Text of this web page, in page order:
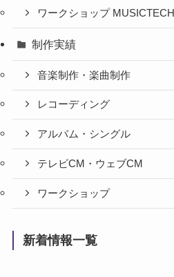
ワークショップ MUSICTECH
制作実績
音楽制作・楽曲制作
レコーディング
アルバム・シングル
テレビCM・ウェブCM
ワークショップ
新着情報一覧